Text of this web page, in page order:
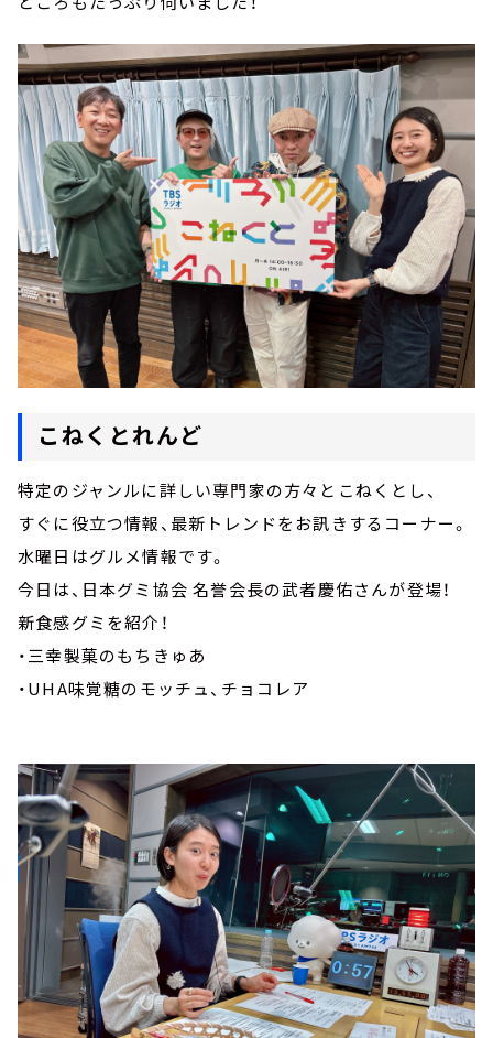
こねくとれんど
特定のジャンルに詳しい専門家の方々とこねくとし、
すぐに役立つ情報、最新トレンドをお訊きするコーナー。
水曜日はグルメ情報です。
今日は、日本グミ協会 名誉会長の武者慶佑さんが登場！
新食感グミを紹介！
・三幸製菓のもちきゅあ
・UHA味覚糖のモッチュ、チョコレア